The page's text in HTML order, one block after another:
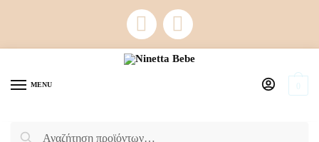
MENU
Αναζήτηση
Αναζήτηση
0